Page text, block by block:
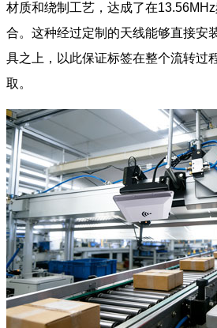
材质和绕制工艺，达成了在
合。这种经过定制的天线能够直接安
具之上，以此保证标签在整个流转过
取。